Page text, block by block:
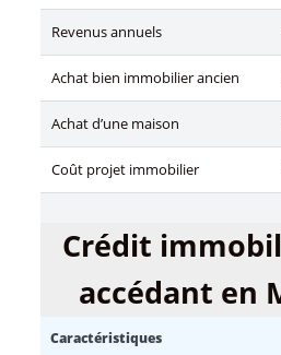
Revenus annuels
Achat bien immobilier ancien
Achat d’une maison
Coût projet immobilier
Crédit
accédant en
Caractéristiques